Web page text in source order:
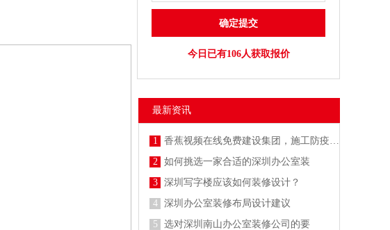
今日已有106人获取报价
最新资讯
1
香蕉视频在线免费建设集团，施工防疫两不误
2
如何挑选一家合适的深圳办公室装
3
深圳写字楼应该如何装修设计？
4
深圳办公室装修布局设计建议
5
选对深圳南山办公室装修公司的要